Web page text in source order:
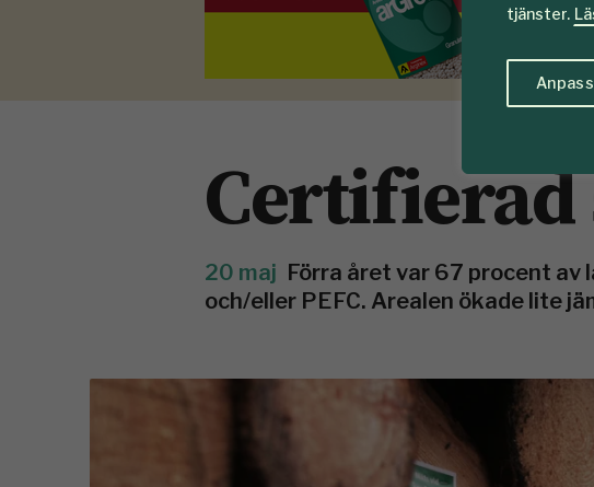
tjänster.
20 maj Förra året var 67 procent
och/eller PEFC. Arealen ökade lite